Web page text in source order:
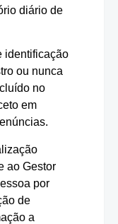
diário de
identificação
ou nunca
no
em
ao Gestor
por
de
a